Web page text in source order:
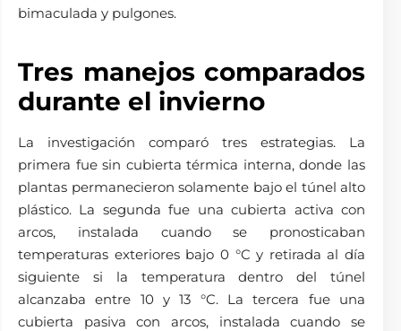
bimaculada y pulgones.
Tres manejos comparados
durante el invierno
La investigación comparó tres estrategias. La
primera fue sin cubierta térmica interna, donde las
plantas permanecieron solamente bajo el túnel alto
plástico. La segunda fue una cubierta activa con
arcos, instalada cuando se pronosticaban
temperaturas exteriores bajo 0 °C y retirada al día
siguiente si la temperatura dentro del túnel
alcanzaba entre 10 y 13 °C. La tercera fue una
cubierta pasiva con arcos, instalada cuando se